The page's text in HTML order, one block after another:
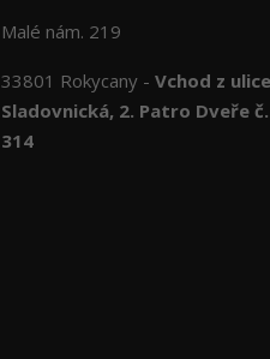
Malé nám. 219
33801 Rokycany - Vchod z ulice
Sladovnická, 2. Patro Dveře č.
314